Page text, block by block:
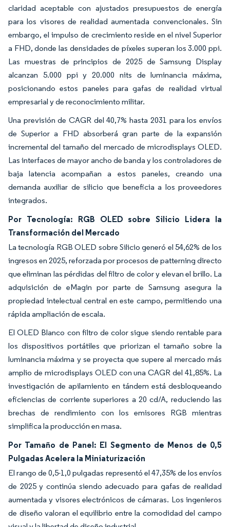
claridad aceptable con ajustados presupuestos de energía
para los visores de realidad aumentada convencionales. Sin
embargo, el impulso de crecimiento reside en el nivel Superior
a FHD, donde las densidades de píxeles superan los 3.000 ppi.
Las muestras de principios de 2025 de Samsung Display
alcanzan 5.000 ppi y 20.000 nits de luminancia máxima,
posicionando estos paneles para gafas de realidad virtual
empresarial y de reconocimiento militar.
Una previsión de CAGR del 40,7% hasta 2031 para los envíos
de Superior a FHD absorberá gran parte de la expansión
incremental del tamaño del mercado de microdisplays OLED.
Las interfaces de mayor ancho de banda y los controladores de
baja latencia acompañan a estos paneles, creando una
demanda auxiliar de silicio que beneficia a los proveedores
integrados.
Por Tecnología: RGB OLED sobre Silicio Lidera la
Transformación del Mercado
La tecnología RGB OLED sobre Silicio generó el 54,62% de los
ingresos en 2025, reforzada por procesos de patterning directo
que eliminan las pérdidas del filtro de color y elevan el brillo. La
adquisición de eMagin por parte de Samsung asegura la
propiedad intelectual central en este campo, permitiendo una
rápida ampliación de escala.
El OLED Blanco con filtro de color sigue siendo rentable para
los dispositivos portátiles que priorizan el tamaño sobre la
luminancia máxima y se proyecta que supere al mercado más
amplio de microdisplays OLED con una CAGR del 41,85%. La
investigación de apilamiento en tándem está desbloqueando
eficiencias de corriente superiores a 20 cd/A, reduciendo las
brechas de rendimiento con los emisores RGB mientras
simplifica la producción en masa.
Por Tamaño de Panel: El Segmento de Menos de 0,5
Pulgadas Acelera la Miniaturización
El rango de 0,5-1,0 pulgadas representó el 47,35% de los envíos
de 2025 y continúa siendo adecuado para gafas de realidad
aumentada y visores electrónicos de cámaras. Los ingenieros
de diseño valoran el equilibrio entre la comodidad del campo